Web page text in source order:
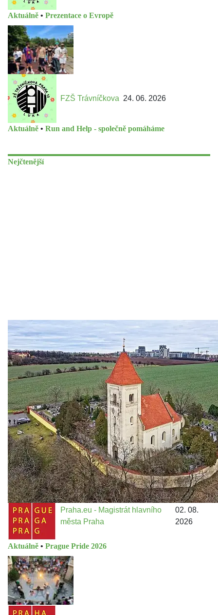
Aktuálně • Prezentace o Evropě
FZŠ Trávníčkova 24. 06. 2026
Aktuálně • Run and Help - společně pomáháme
Nejčtenější
Zastanem se 03. 08. 2026
Politika • Volební seriál #02: Nová výstavba v jihozápadním
městě
Jakými nástroji navrhujete vstupovat z pozice ÚMČ Praha
13 do procesů developerské výstavby např. v lokalitě
Třebonice a Chaby, kterou umožňuje nově schválený
Metropolitn...
Praha.eu - Magistrát hlavního
města Praha
02. 08.
2026
Aktuálně • Prague Pride 2026